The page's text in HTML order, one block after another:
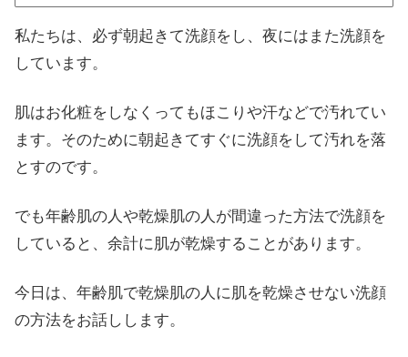
私たちは、必ず朝起きて洗顔をし、夜にはまた洗顔を
しています。
肌はお化粧をしなくってもほこりや汗などで汚れてい
ます。そのために朝起きてすぐに洗顔をして汚れを落
とすのです。
でも年齢肌の人や乾燥肌の人が間違った方法で洗顔を
していると、余計に肌が乾燥することがあります。
今日は、年齢肌で乾燥肌の人に肌を乾燥させない洗顔
の方法をお話しします。